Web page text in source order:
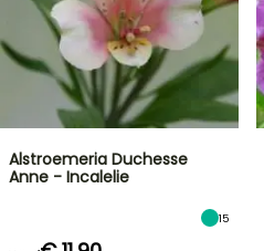
Alstroemeria Duchesse
Anne - Incalelie
15